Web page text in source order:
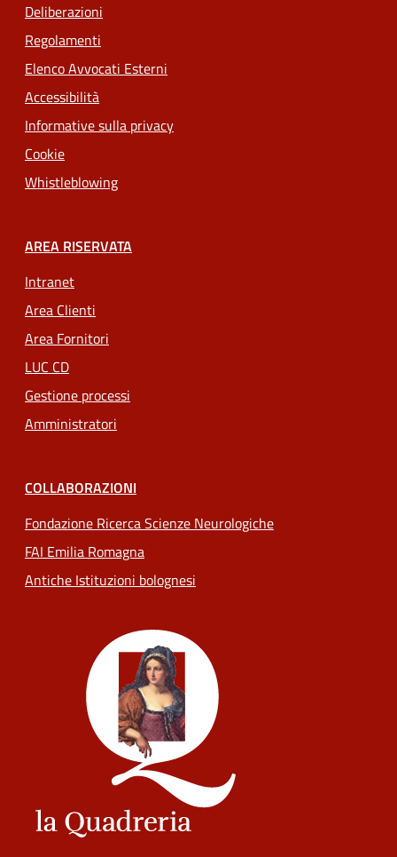
Deliberazioni
Regolamenti
Elenco Avvocati Esterni
Accessibilità
Informative sulla privacy
Cookie
Whistleblowing
AREA RISERVATA
Intranet
Area Clienti
Area Fornitori
LUC CD
Gestione processi
Amministratori
COLLABORAZIONI
Fondazione Ricerca Scienze Neurologiche
FAI Emilia Romagna
Antiche Istituzioni bolognesi